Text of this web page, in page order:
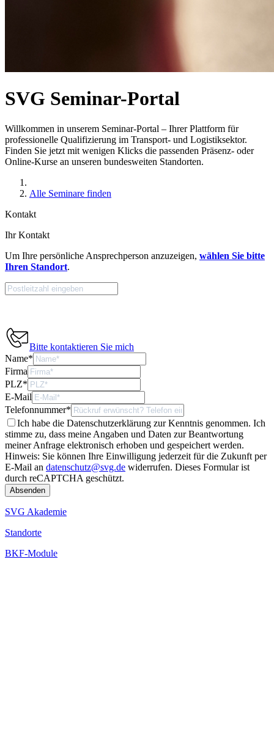
SVG Seminar-Portal
Willkommen in unserem Seminar-Portal – Ihrer Plattform für
professionelle Qualifizierung im Transport- und Logistiksektor.
Finden Sie jetzt mit wenigen Klicks die passenden Präsenz- oder
Online-Kurse an unseren bundesweiten Standorten.
Alle Seminare finden
Kontakt
Ihr Kontakt
Um Ihre persönliche Ansprechperson anzuzeigen, wählen Sie bitte
Ihren Standort.
Bitte kontaktieren Sie mich
Name*
Firma
PLZ*
E-Mail
Telefonnummer*
Ich habe die Datenschutzerklärung zur Kenntnis genommen. Ich
stimme zu, dass meine Angaben und Daten zur Beantwortung
meiner Anfrage elektronisch erhoben und gespeichert werden.
Hinweis: Sie können Ihre Einwilligung jederzeit für die Zukunft per
E-Mail an datenschutz@svg.de widerrufen. Dieses Formular ist
durch reCAPTCHA geschützt.
SVG Akademie
Standorte
BKF-Module